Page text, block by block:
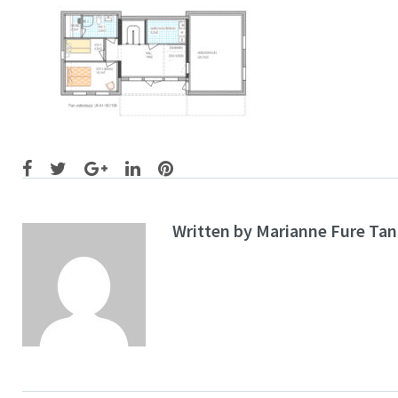
Facebook
TwitterGoogle+
LinkedInPinterest
Written by Marianne Fure